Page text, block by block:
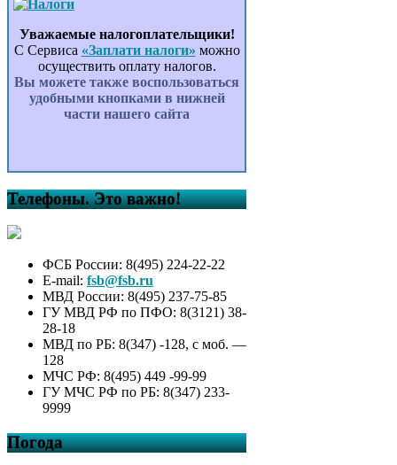
Уважаемые налогоплательщики!
С Сервиса «Заплати налоги» можно
осуществить оплату налогов.
Вы можете также воспользоваться
удобными кнопками в нижней
части нашего сайта
Телефоны. Это важно!
ФСБ России: 8(495) 224-22-22
E-mail: fsb@fsb.ru
МВД России: 8(495) 237-75-85
ГУ МВД РФ по ПФО: 8(3121) 38-
28-18
МВД по РБ: 8(347) -128, с моб. —
128
МЧС РФ: 8(495) 449 -99-99
ГУ МЧС РФ по РБ: 8(347) 233-
9999
Погода